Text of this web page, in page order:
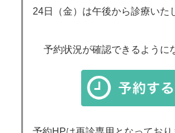
24日（金）は午後から診療いた
予約状況が確認できるように